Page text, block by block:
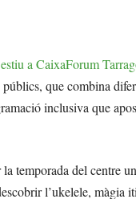
a CaixaForum
que combina
inclusiva que
temporada del centre
l’ukelele, màgia